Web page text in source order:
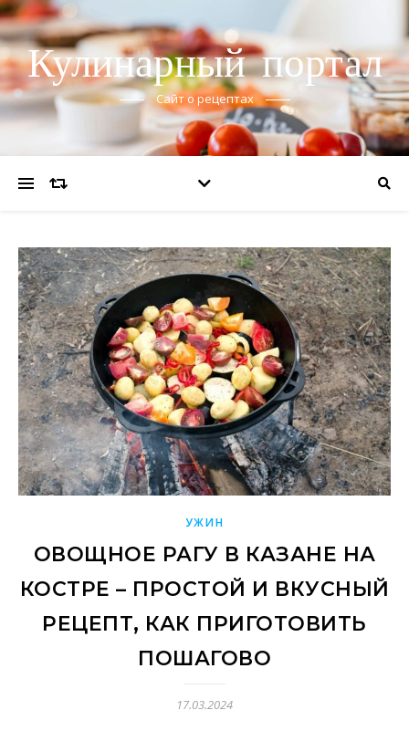
Кулинарный портал
Сайт о рецептах
УЖИН
ОВОЩНОЕ РАГУ В КАЗАНЕ НА
КОСТРЕ – ПРОСТОЙ И ВКУСНЫЙ
РЕЦЕПТ, КАК ПРИГОТОВИТЬ
ПОШАГОВО
17.03.2024